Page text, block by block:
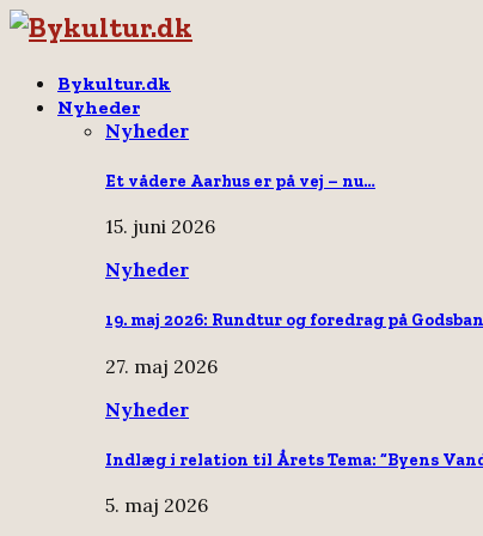
Bykultur.dk
Nyheder
Nyheder
Et vådere Aarhus er på vej – nu…
15. juni 2026
Nyheder
19. maj 2026: Rundtur og foredrag på
27. maj 2026
Nyheder
Indlæg i relation til Årets Tema: “Byens
5. maj 2026